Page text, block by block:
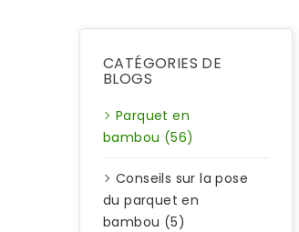
CATÉGORIES DE
BLOGS
Parquet en
bambou (56)
Conseils sur la pose
du parquet en
bambou (5)